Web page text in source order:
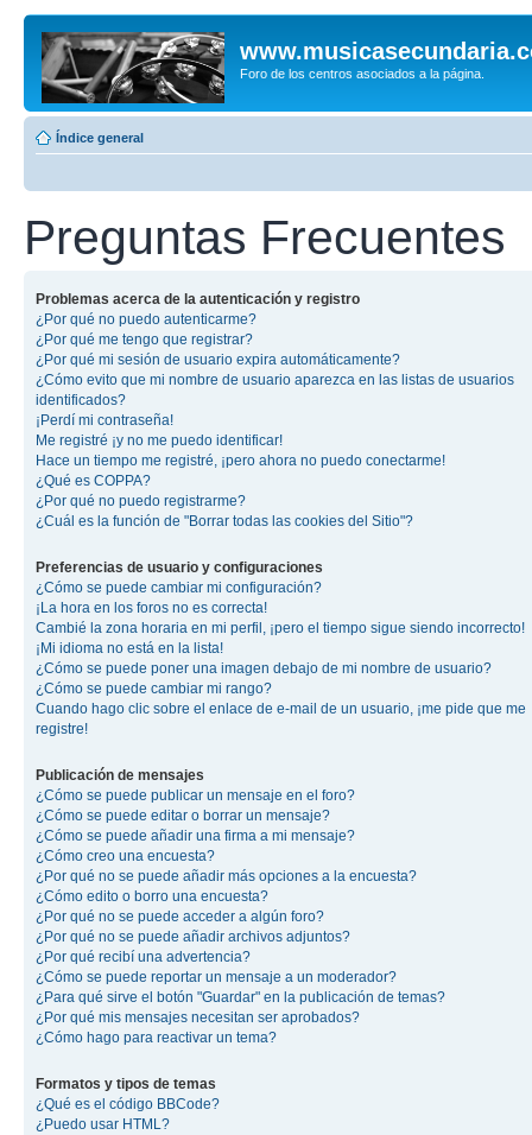
Foro de los centros asociados a la página.
Índice general
Preguntas Frecuentes
Problemas acerca de la autenticación y registro
¿Por qué no puedo autenticarme?
¿Por qué me tengo que registrar?
¿Por qué mi sesión de usuario expira automáticamente?
¿Cómo evito que mi nombre de usuario aparezca en las listas de usuarios
identificados?
¡Perdí mi contraseña!
Me registré ¡y no me puedo identificar!
Hace un tiempo me registré, ¡pero ahora no puedo conectarme!
¿Qué es COPPA?
¿Por qué no puedo registrarme?
¿Cuál es la función de "Borrar todas las cookies del Sitio"?
Preferencias de usuario y configuraciones
¿Cómo se puede cambiar mi configuración?
¡La hora en los foros no es correcta!
Cambié la zona horaria en mi perfil, ¡pero el tiempo sigue siendo incorrecto!
¡Mi idioma no está en la lista!
¿Cómo se puede poner una imagen debajo de mi nombre de usuario?
¿Cómo se puede cambiar mi rango?
Cuando hago clic sobre el enlace de e-mail de un usuario, ¡me pide que me
registre!
Publicación de mensajes
¿Cómo se puede publicar un mensaje en el foro?
¿Cómo se puede editar o borrar un mensaje?
¿Cómo se puede añadir una firma a mi mensaje?
¿Cómo creo una encuesta?
¿Por qué no se puede añadir más opciones a la encuesta?
¿Cómo edito o borro una encuesta?
¿Por qué no se puede acceder a algún foro?
¿Por qué no se puede añadir archivos adjuntos?
¿Por qué recibí una advertencia?
¿Cómo se puede reportar un mensaje a un moderador?
¿Para qué sirve el botón "Guardar" en la publicación de temas?
¿Por qué mis mensajes necesitan ser aprobados?
¿Cómo hago para reactivar un tema?
Formatos y tipos de temas
¿Qué es el código BBCode?
¿Puedo usar HTML?